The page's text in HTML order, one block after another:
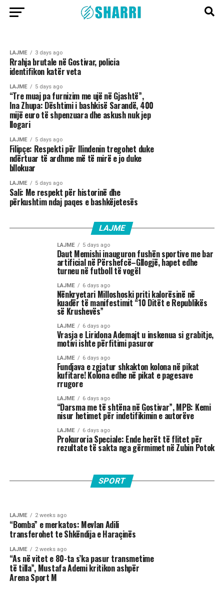
LAJME
Superlajm për tifozët e Shkëndijës së Tetovës
Shtrenjtohet edhe më shumë nafta në
LAJME 3 days ago
Rrahja brutale në Gostivar, policia
identifikon katër veta
LAJME 5 days ago
“Tre muaj pa furnizim me ujë në Gjashtë”,
Ina Zhupa: Dështimi i bashkisë Sarandë, 400
mijë euro të shpenzuara dhe askush nuk jep
llogari
LAJME 5 days ago
Filipçe: Respekti për Ilindenin tregohet duke
ndërtuar të ardhme më të mirë e jo duke
bllokuar
LAJME 5 days ago
Sali: Me respekt për historinë dhe
përkushtim ndaj paqes e bashkëjetesës
LAJME
LAJME 5 days ago
Daut Memishi inauguron fushën sportive me bar
artificial në Përshefcë–Gllogjë, hapet edhe
turneu në futboll të vogël
LAJME 6 days ago
Nënkryetari Milloshoski priti kalorësinë në
kuadër të manifestimit “10 Ditët e Republikës
së Krushevës”
LAJME 6 days ago
Vrasja e Liridona Ademajt u inskenua si grabitje,
motivi ishte përfitimi pasuror
LAJME 6 days ago
Fundjava e zgjatur shkakton kolona në pikat
kufitare! Kolona edhe në pikat e pagesave
rrugore
LAJME 6 days ago
“Darsma me të shtëna në Gostivar”, MPB: Kemi
nisur hetimet për indetifikimin e autorëve
LAJME 6 days ago
Prokuroria Speciale: Ende herët të flitet për
rezultate të sakta nga gërmimet në Zubin Potok
SPORT
Indrit Çullhaj shpallet Kampion i Ballkanit, ngre
sërish flamurin kuqezi në majën e podiumit
Shqiptari që mahniti Bayernin, Arijon shkëlqen
me dy gola e tri asistime
LAJME 2 weeks ago
“Bomba” e merkatos: Mevlan Adili
transferohet te Shkëndija e Haraçinës
LAJME 2 weeks ago
“As në vitet e 80-ta s’ka pasur transmetime
të tilla”, Mustafa Ademi kritikon ashpër
Arena Sport M